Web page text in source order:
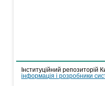
Інституційний репозиторій
інформація і розробники